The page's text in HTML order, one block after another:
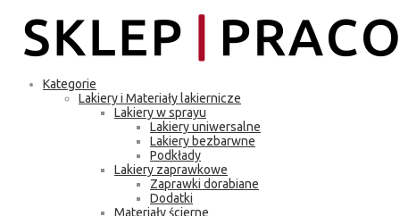
Kategorie
Lakiery i Materiały lakiernicze
Lakiery w sprayu
Lakiery uniwersalne
Lakiery bezbarwne
Podkłady
Lakiery zaprawkowe
Zaprawki dorabiane
Dodatki
Materiały ścierne